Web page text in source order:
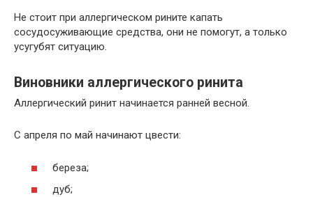
Не стоит при аллергическом рините капать
сосудосуживающие средства, они не помогут, а только
усугубят ситуацию.
Виновники аллергического ринита
Аллергический ринит начинается ранней весной.
С апреля по май начинают цвести:
береза;
дуб;